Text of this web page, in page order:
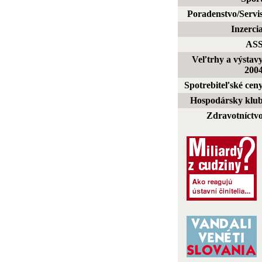
Poradenstvo/
Inzercia
Veľtrhy a
Spotrebiteľské
Hospodársky